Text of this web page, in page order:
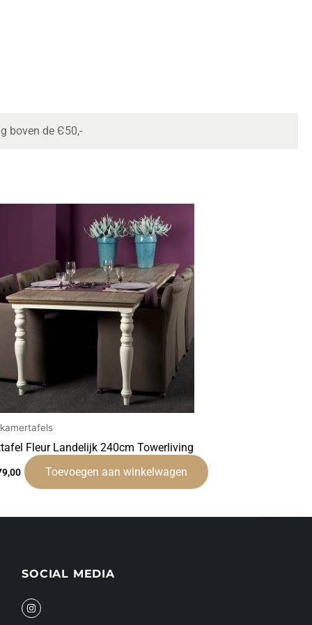
boven de Є50,-
Fleur Landelijk 240cm Towerliving
Toevoegen aan winkelwagen
SOCIAL MEDIA
I
n
s